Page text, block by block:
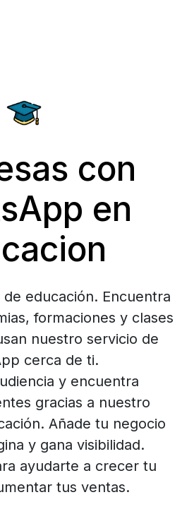
con
en
educación. Encuentra
formaciones y clases
nuestro servicio de
cerca de ti.
y encuentra
gracias a nuestro
Añade tu negocio
y gana visibilidad.
ayudarte a crecer tu
tus ventas.